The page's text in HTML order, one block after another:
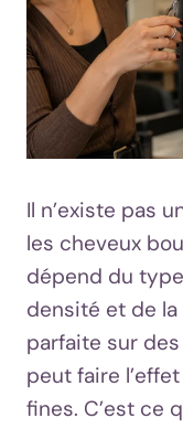
Il n’existe pas
les cheveux
dépend du
densité et de
parfaite sur
peut faire
fines. C’est ce